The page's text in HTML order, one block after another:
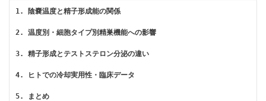
1. 陰嚢温度と精子形成能の関係
2. 温度別・細胞タイプ別精巣機能への影響
3. 精子形成とテストステロン分泌の違い
4. ヒトでの冷却実用性・臨床データ
5. まとめ